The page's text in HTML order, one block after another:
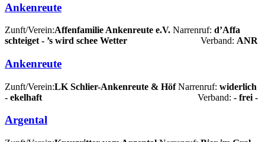
Ankenreute
Zunft/Verein:Affenfamilie Ankenreute e.V. Narrenruf: d’Affa
schteiget - ’s wird schee Wetter
Verband: ANR
Ankenreute
Zunft/Verein:LK Schlier-Ankenreute & HöfNarrenruf: widerlich
- ekelhaft
Verband: - frei -
Argental